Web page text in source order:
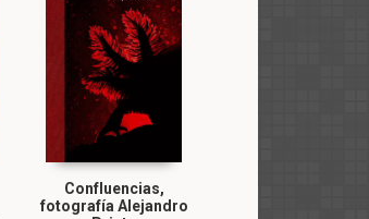
Confluencias,
fotografía Alejandro